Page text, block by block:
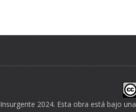
2024. Esta obra está bajo una